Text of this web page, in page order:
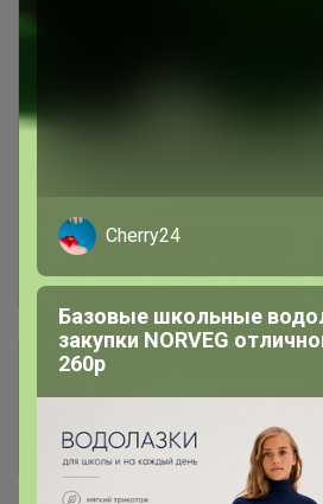
завершен
Перейти к текущей закупке
Cherry24
Базовые школьные
закупки NORVEG
260р